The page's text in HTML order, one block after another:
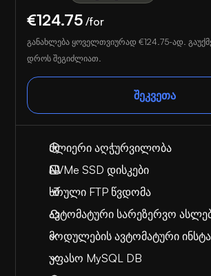
€124.75 /for
განახლება ყოველთვიურად €124.75-ად.
დროს შეგიძლიათ.
შეკვეთა
ძლიერი აღჭურვილობა
NVMe SSD დისკები
სრული FTP წვდომა
ავტომატური სარეზერვო
მოდულების ავტომატური
უფასო MySQL DB